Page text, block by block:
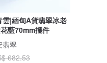
|緬甸A貨翡翠冰老
藍70mm擺件
翡翠
682.53